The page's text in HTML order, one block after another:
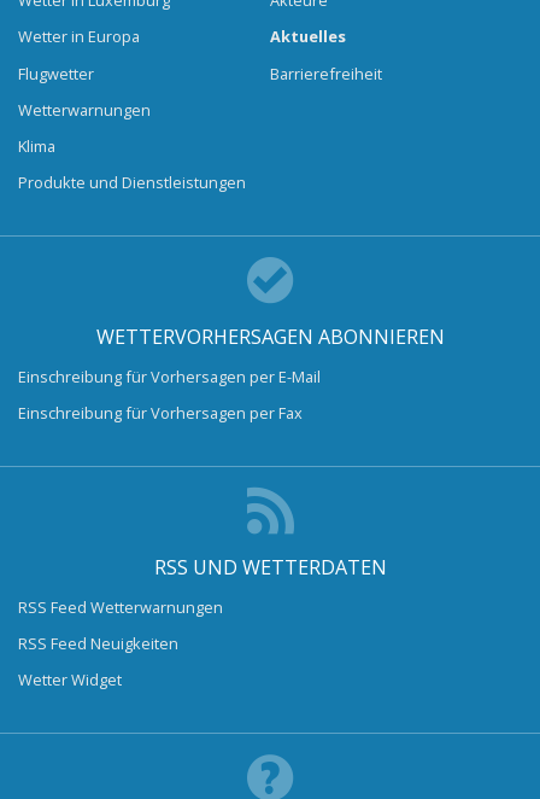
Wetter in Europa
Flugwetter
Wetterwarnungen
Klima
Produkte und Dienstleistungen
Aktuelles
Barrierefreiheit
WETTERVORHERSAGEN ABONNIEREN
Einschreibung für Vorhersagen per E-Mail
Einschreibung für Vorhersagen per Fax
RSS UND WETTERDATEN
RSS Feed Wetterwarnungen
RSS Feed Neuigkeiten
Wetter Widget